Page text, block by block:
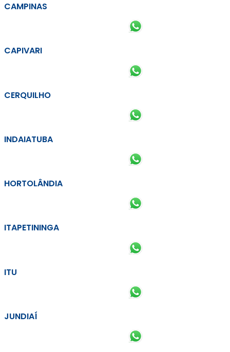
CAMPINAS
CAPIVARI
CERQUILHO
INDAIATUBA
HORTOLÂNDIA
ITAPETININGA
ITU
JUNDIAÍ